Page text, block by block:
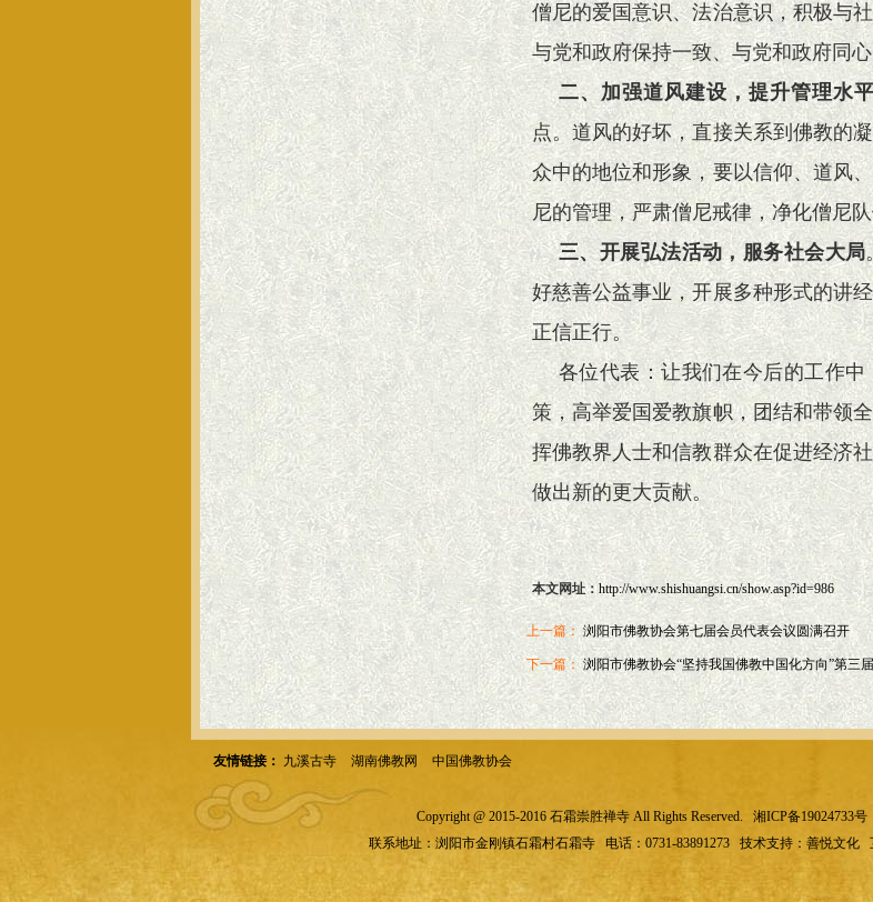
僧尼的爱国意识、法治意识，积极与
与党和政府保持一致、与党和政府同
二、加强道风建设，提升管理水平
点。道风的好坏，直接关系到佛教的
众中的地位和形象，要以信仰、道风
尼的管理，严肃僧尼戒律，净化僧尼
三、开展弘法活动，服务社会大局
好慈善公益事业，开展多种形式的讲
正信正行。
各位代表：让我们在今后的工作
策，高举爱国爱教旗帜，团结和带领
挥佛教界人士和信教群众在促进经济
做出新的更大贡献。
本文网址： http://www.shishuangsi.cn/show.asp?id=986
上一篇： 浏阳市佛教协会第七届会员代表会议圆满召开
下一篇： 浏阳市佛教协会“坚持我国佛教中国化方向”第三
友情链接： 九溪古寺 湖南佛教网 中国佛教协会
Copyright @ 2015-2016 石霜崇胜禅寺 All Rights Reserved. 湘ICP备19024733号
联系地址：浏阳市金刚镇石霜村石霜寺 电话：0731-83891273 技术支持：善悦文化